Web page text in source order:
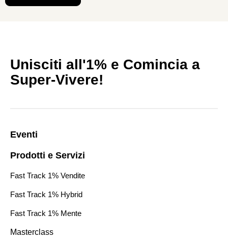
Unisciti all'1% e Comincia a
Super-Vivere!
Eventi
Prodotti e Servizi
Fast Track 1% Vendite
Fast Track 1% Hybrid
Fast Track 1% Mente
Masterclass